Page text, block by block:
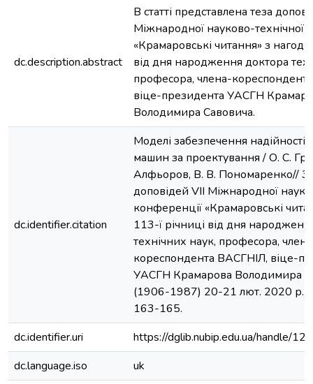
dc.description.abstract
В статті представлена теза
Міжнародної науково-технічної
«Крамаровські читання» з
від дня народження доктора
професора, члена-
віце-президента УАСГН
Володимира Савовича.
dc.identifier.citation
Моделі забезпечення надійності
машин за проектування / О. С.
Алфьоров, В. В. Пономаренко//
доповідей VIІ Міжнародної
конференції «Крамаровські
113-ї річниці від дня
технічних наук, професора,
кореспондента ВАСГНІЛ, віце-
УАСГН Крамарова Володимира
(1906-1987) 20-21 лют. 2020 р. -
163-165.
dc.identifier.uri
https://dglib.nubip.edu.ua/handle/
dc.language.iso
uk